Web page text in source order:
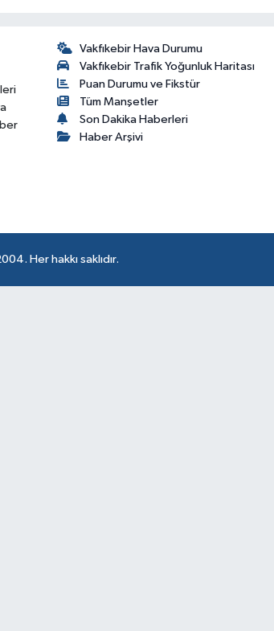
Vakfıkebir Hava Durumu
Vakfıkebir Trafik Yoğunluk Haritası
Puan Durumu ve Fikstür
Tüm Manşetler
Son Dakika Haberleri
Haber Arşivi
Her hakkı saklıdır.